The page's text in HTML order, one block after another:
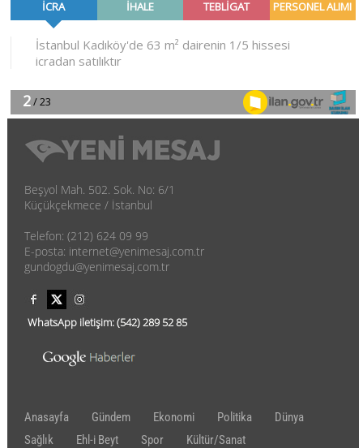
Beşyol Mah. 502. Sok. No: 6/1
Küçükçekmece / İstanbul
Telefon: (212) 624 09 99
E-posta: internet@yenimesaj.com.tr
gundogdu@yenimesaj.com.tr
WhatsApp iletişim:(542)289 52 85
Anasayfa Gündem Ekonomi Politika
Dünya
Sağlık
Ehl-i Beyt Spor
Kültür/Sanat